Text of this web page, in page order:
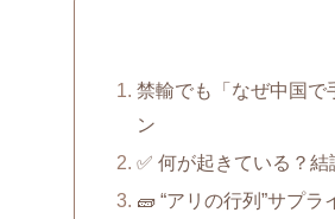
禁輸でも「なぜ中国で
ン
✅ 何が起きている？
🧱 “アリの行列”サプ